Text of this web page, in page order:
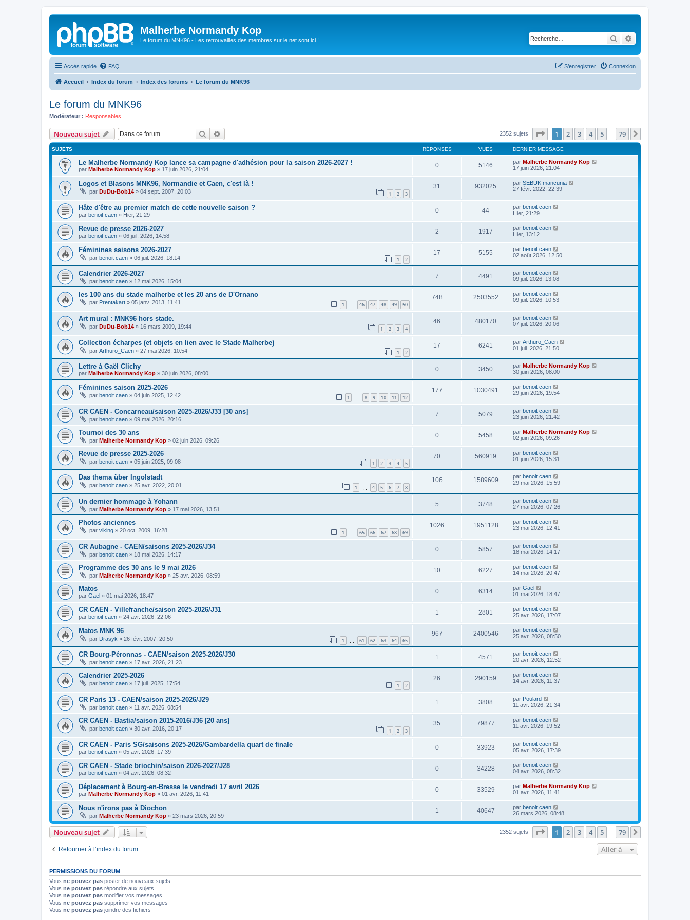
Malherbe Normandy Kop
Le forum du MNK96 - Les retrouvailles des membres sur le net sont ici ! Rechercher
Accès rapide FAQ Connexion
S’enregistrer
Accueil Index du forum Index des forums Le forum du MNK96
Le forum du MNK96
Modérateur : Responsables
Nouveau sujet Rechercher 2352 sujets Page sur79
1 2 3 4 5 79
SUJETS RÉPONSES VUES DERNIER MESSAGE
Le Malherbe Normandy Kop lance sa campagne d'adhésion pour la saison 2026-2027 !
par Malherbe Normandy Kop » 17 juin 2026, 21:04
0 5146 par Malherbe Normandy Kop
17 juin 2026, 21:04
Logos et Blasons MNK96, Normandie et Caen, c'est là !
par DuDu-Bob14 » 04 sept. 2007, 20:03 1 2 3
31 932025 par SEBUK mancunia
27 févr. 2022, 22:39
Hâte d'être au premier match de cette nouvelle saison ?
par benoit caen » Hier, 21:29
0 44 par benoit caen
Hier, 21:29
Revue de presse 2026-2027
par benoit caen » 06 juil. 2026, 14:58
2 1917 par benoit caen
Hier, 13:12
Féminines saisons 2026-2027
par benoit caen » 06 juil. 2026, 18:14 1 2
17 5155 par benoit caen
02 août 2026, 12:50
Calendrier 2026-2027
par benoit caen » 12 mai 2026, 15:04
7 4491 par benoit caen
09 juil. 2026, 13:08
les 100 ans du stade malherbe et les 20 ans de D'Ornano
par Prentakart » 05 janv. 2013, 11:41 1 … 46 47 48 49 50
748 2503552 par benoit caen
09 juil. 2026, 10:53
Art mural : MNK96 hors stade.
par DuDu-Bob14 » 16 mars 2009, 19:44 1 2 3 4
46 480170 par benoit caen
07 juil. 2026, 20:06
Collection écharpes (et objets en lien avec le Stade Malherbe)
par Arthuro_Caen » 27 mai 2026, 10:54 1 2
17 6241 par Arthuro_Caen
01 juil. 2026, 21:50
Lettre à Gaël Clichy
par Malherbe Normandy Kop » 30 juin 2026, 08:00
0 3450 par Malherbe Normandy Kop
30 juin 2026, 08:00
Féminines saison 2025-2026
par benoit caen » 04 juin 2025, 12:42 1 … 8 9 10 11 12
177 1030491 par benoit caen
29 juin 2026, 19:54
CR CAEN - Concarneau/saison 2025-2026/J33 [30 ans]
par benoit caen » 09 mai 2026, 20:16
7 5079 par benoit caen
23 juin 2026, 21:42
Tournoi des 30 ans
par Malherbe Normandy Kop » 02 juin 2026, 09:26
0 5458 par Malherbe Normandy Kop
02 juin 2026, 09:26
Revue de presse 2025-2026
par benoit caen » 05 juin 2025, 09:08 1 2 3 4 5
70 560919 par benoit caen
01 juin 2026, 15:31
Das thema über Ingolstadt
par benoit caen » 25 avr. 2022, 20:01 1 4 5 6 7 8
106 1589609 par benoit caen
29 mai 2026, 15:59
Un dernier hommage à Yohann
par Malherbe Normandy Kop » 17 mai 2026, 13:51
5 3748 par benoit caen
27 mai 2026, 07:26
Photos anciennes
par viking » 20 oct. 2009, 16:28 1 … 65 66 67 68 69
1026 1951128 par benoit caen
23 mai 2026, 12:41
CR Aubagne - CAEN/saisons 2025-2026/J34
par benoit caen » 18 mai 2026, 14:17
0 5857 par benoit caen
18 mai 2026, 14:17
Programme des 30 ans le 9 mai 2026
par Malherbe Normandy Kop » 25 avr. 2026, 08:59
10 6227 par benoit caen
14 mai 2026, 20:47
Matos
par Gael » 01 mai 2026, 18:47
0 6314 par Gael
01 mai 2026, 18:47
CR CAEN - Villefranche/saison 2025-2026/J31
par benoit caen » 24 avr. 2026, 22:06
1 2801 par benoit caen
25 avr. 2026, 17:07
Matos MNK 96
par Drasyk » 26 févr. 2007, 20:50 1 61 62 63 64 65
967 2400546 par benoit caen
25 avr. 2026, 08:50
CR Bourg-Péronnas - CAEN/saison 2025-2026/J30
par benoit caen » 17 avr. 2026, 21:23
1 4571 par benoit caen
20 avr. 2026, 12:52
Calendrier 2025-2026
par benoit caen » 17 juil. 2025, 17:54 1 2
26 290159 par benoit caen
14 avr. 2026, 11:37
CR Paris 13 - CAEN/saison 2025-2026/J29
par benoit caen » 11 avr. 2026, 08:54
1 3808 par Poulard
11 avr. 2026, 21:34
CR CAEN - Bastia/saison 2015-2016/J36 [20 ans]
par benoit caen » 30 avr. 2016, 20:17 1 2 3
35 79877 par benoit caen
11 avr. 2026, 19:52
CR CAEN - Paris SG/saisons 2025-2026/Gambardella quart de finale
par benoit caen » 05 avr. 2026, 17:39
0 33923 par benoit caen
05 avr. 2026, 17:39
CR CAEN - Stade briochin/saison 2026-2027/J28
par benoit caen » 04 avr. 2026, 08:32
0 34228 par benoit caen
04 avr. 2026, 08:32
Déplacement à Bourg-en-Bresse le vendredi 17 avril 2026
par Malherbe Normandy Kop » 01 avr. 2026, 11:41
0 33529 par Malherbe Normandy Kop
01 avr. 2026, 11:41
Nous n'irons pas à Diochon
par Malherbe Normandy Kop » 23 mars 2026, 20:59
1 40647 par benoit caen
26 mars 2026, 08:48
Nouveau sujet 2352 sujets Page sur79
1 2 3 4 5 79
Retourner à l’index du forum Aller à
PERMISSIONS DU FORUM
Vous ne pouvez pas poster de nouveaux sujets
Vous ne pouvez pas répondre aux sujets
Vous ne pouvez pas modifier vos messages
Vous ne pouvez pas supprimer vos messages
Vous ne pouvez pas joindre des fichiers